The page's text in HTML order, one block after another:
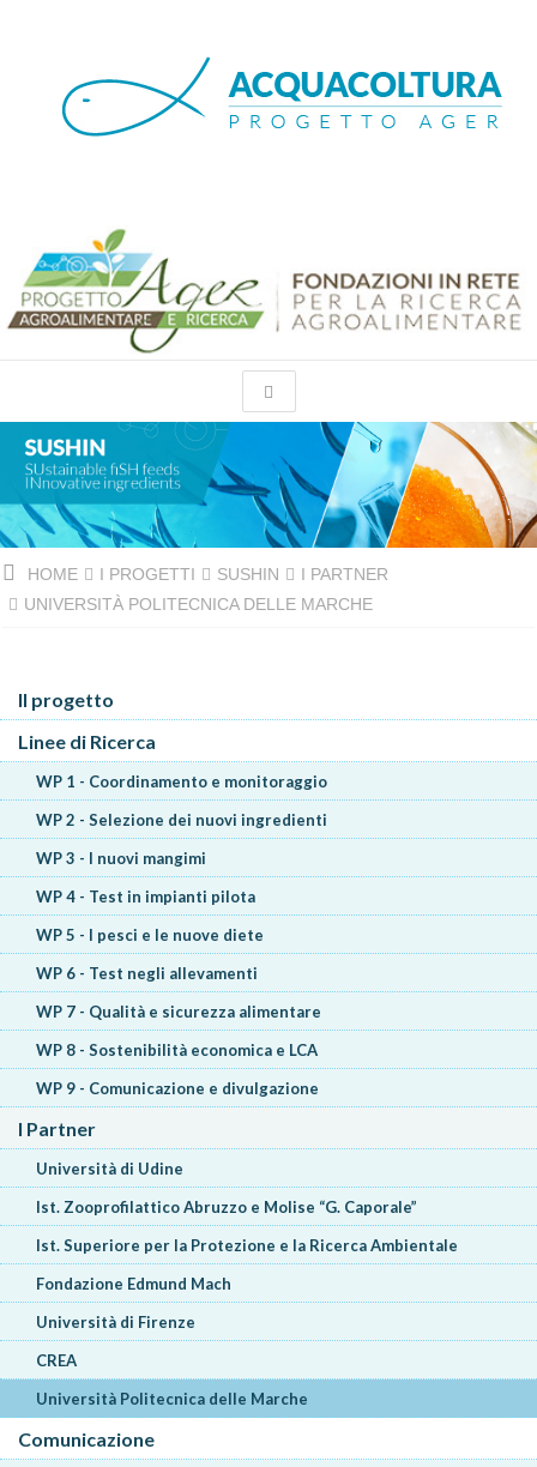
HOME I PROGETTI SUSHIN
I PARTNER
UNIVERSITÀ POLITECNICA DELLE MARCHE
Il progetto
Linee di Ricerca
WP 1 - Coordinamento e monitoraggio
WP 2 - Selezione dei nuovi ingredienti
WP 3 - I nuovi mangimi
WP 4 - Test in impianti pilota
WP 5 - I pesci e le nuove diete
WP 6 - Test negli allevamenti
WP 7 - Qualità e sicurezza alimentare
WP 8 - Sostenibilità economica e LCA
WP 9 - Comunicazione e divulgazione
I Partner
Università di Udine
Ist. Zooprofilattico Abruzzo e Molise “G. Caporale”
Ist. Superiore per la Protezione e la Ricerca Ambientale
Fondazione Edmund Mach
Università di Firenze
CREA
Università Politecnica delle Marche
Comunicazione